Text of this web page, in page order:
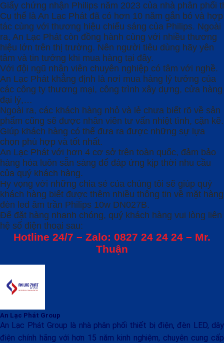
Giấy chứng nhận Philips năm 2023 của nhà phân phối
Cụ thể là An Lạc Phát đã có hơn 10 năm gắn bó và hợp
tác cùng với thương hiệu chiếu sáng của Philips. Ngoài
ra, An Lạc Phát còn đồng hành cùng với nhiều thương
hiệu lớn trên thị trường. Nên người tiêu dùng hãy yên
tâm và tin tưởng khi mua hàng tại đây.
Với đội ngũ nhân viên chuyên nghiệp có tâm với nghề.
An Lạc Phát khẳng định là nơi mua hàng lý tưởng của
các công ty thương mại, công trình xây dựng, cửa hàng
đại lý,…
Ngoài ra, các khách hàng nhỏ và lẻ chưa biết rõ về sản
phẩm cũng sẽ được nhân viên tư vấn nhiệt tình, cặn kẽ.
Giúp khách hàng có thể đưa ra được những sự lựa
chọn phù hợp và tốt nhất.
An Lạc Phát với hơn 4 cơ sở trên toàn quốc, đảm bảo
hàng hóa luôn sẵn sàng để đáp ứng kịp thời nhu cầu
của quý khách hàng.
Hy vọng với những chia sẻ của chúng tôi sẽ giúp quý
khách hàng biết được thêm nhiều thông tin về mặt hàng
đèn led âm trần Philips 10w DN027B.
Để đặt hàng nhanh chóng, quý khách hàng vui lòng liên
hệ số điện thoại sau:
Hotline 24/7 – Zalo: 0827 24 24 24 – Mr.
Thuận
An Lạc Phát Group
An Lạc Phát Group là nhà phân phối thiết bị điện, đèn LED, dây
điện chính hãng với hơn 15 năm kinh nghiệm, chuyên cung cấp